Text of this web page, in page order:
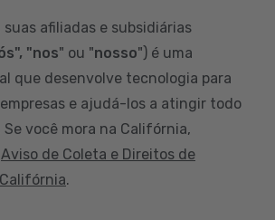
suas afiliadas e subsidiárias
"nos" ou "nosso") é uma
que desenvolve tecnologia para
e ajudá-los a atingir todo
você mora na Califórnia,
Aviso de Coleta e Direitos de
.